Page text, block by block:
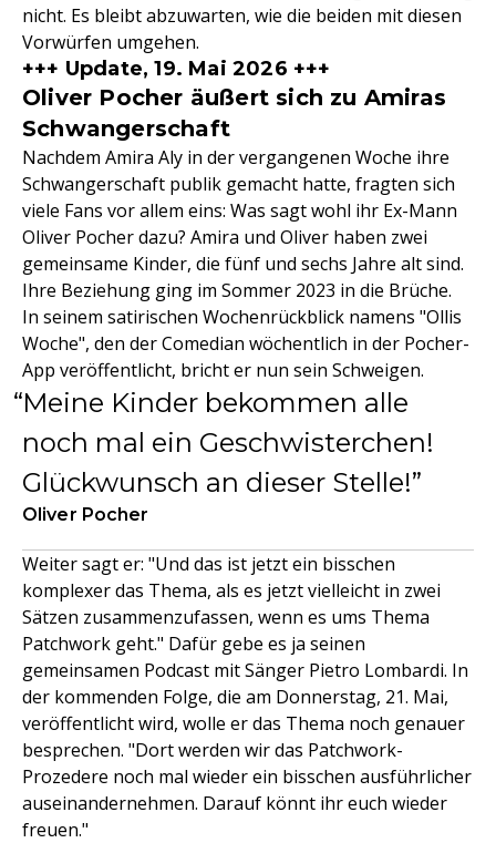
nicht. Es bleibt abzuwarten, wie die beiden mit diesen
Vorwürfen umgehen.
+++ Update, 19. Mai 2026 +++
Oliver Pocher äußert sich zu Amiras
Schwangerschaft
Nachdem Amira Aly in der vergangenen Woche ihre
Schwangerschaft publik gemacht hatte, fragten sich
viele Fans vor allem eins: Was sagt wohl ihr Ex-Mann
Oliver Pocher dazu? Amira und Oliver haben zwei
gemeinsame Kinder, die fünf und sechs Jahre alt sind.
Ihre Beziehung ging im Sommer 2023 in die Brüche.
In seinem satirischen Wochenrückblick namens "Ollis
Woche", den der Comedian wöchentlich in der Pocher-
App veröffentlicht, bricht er nun sein Schweigen.
Meine Kinder bekommen alle
noch mal ein Geschwisterchen!
Glückwunsch an dieser Stelle!
Oliver Pocher
Weiter sagt er: "Und das ist jetzt ein bisschen
komplexer das Thema, als es jetzt vielleicht in zwei
Sätzen zusammenzufassen, wenn es ums Thema
Patchwork geht." Dafür gebe es ja seinen
gemeinsamen Podcast mit Sänger Pietro Lombardi. In
der kommenden Folge, die am Donnerstag, 21. Mai,
veröffentlicht wird, wolle er das Thema noch genauer
besprechen. "Dort werden wir das Patchwork-
Prozedere noch mal wieder ein bisschen ausführlicher
auseinandernehmen. Darauf könnt ihr euch wieder
freuen."